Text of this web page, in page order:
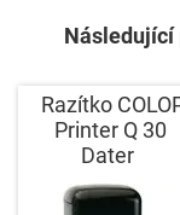
Následující
Razítko
Printer Q 30
Dater